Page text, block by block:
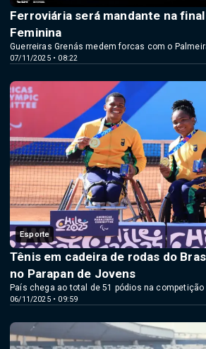
07/11/2025 • 08:22
Ferroviária será mandante na
Feminina
Guerreiras Grenás medem forcas com o
Esporte
06/11/2025 • 09:59
Tênis em cadeira de rodas do
no Parapan de Jovens
País chega ao total de 51 pódios na competição